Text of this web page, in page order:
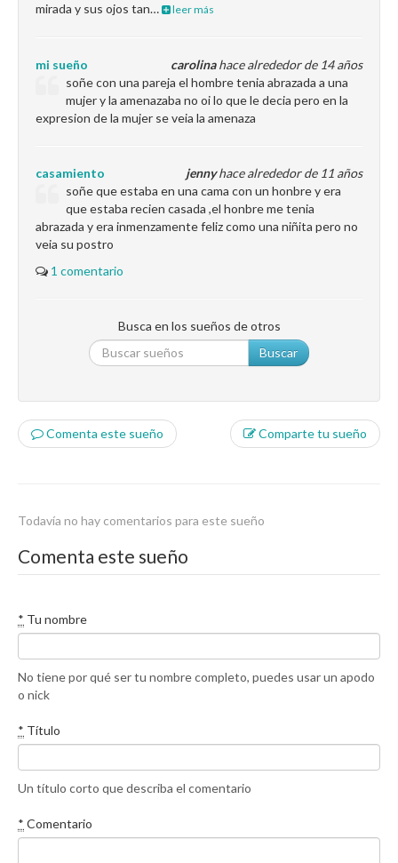
mirada y sus ojos tan…
leer más
carolinahace alrededor de 14 años
mi sueño
soñe con una pareja el hombre tenia abrazada a una
mujer y la amenazaba no oi lo que le decia pero en la
expresion de la mujer se veia la amenaza
jennyhace alrededor de 11 años
casamiento
soñe que estaba en una cama con un honbre y era
que estaba recien casada ,el honbre me tenia
abrazada y era inmenzamente feliz como una niñita pero no
veia su postro
1 comentario
Busca en los sueños de otros
Buscar
Comenta este sueño Comparte tu sueño
Todavía no hay comentarios para este sueño
Comenta este sueño
* Tu nombre
No tiene por qué ser tu nombre completo, puedes usar un apodo
o nick
* Título
Un título corto que describa el comentario
* Comentario